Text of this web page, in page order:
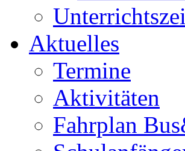
Aktuelles
Termine
Aktivitäten
Fahrplan